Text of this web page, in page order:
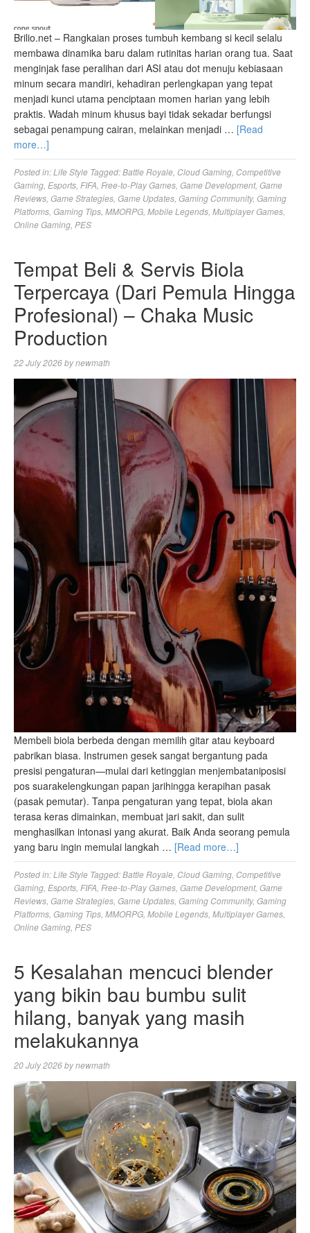
Brilio.net – Rangkaian proses tumbuh kembang si kecil selalu
membawa dinamika baru dalam rutinitas harian orang tua. Saat
menginjak fase peralihan dari ASI atau dot menuju kebiasaan
minum secara mandiri, kehadiran perlengkapan yang tepat
menjadi kunci utama penciptaan momen harian yang lebih
praktis. Wadah minum khusus bayi tidak sekadar berfungsi
sebagai penampung cairan, melainkan menjadi … [Read
more…]
Posted in:Life Style Tagged:Battle Royale, Cloud Gaming, Competitive
Gaming, Esports, FIFA, Free-to-Play Games, Game Development, Game
Reviews, Game Strategies, Game Updates, Gaming Community, Gaming
Platforms, Gaming Tips, MMORPG, Mobile Legends, Multiplayer Games,
Online Gaming, PES
Tempat Beli & Servis Biola
Terpercaya (Dari Pemula Hingga
Profesional) – Chaka Music
Production
22 July 2026bynewmath
Membeli biola berbeda dengan memilih gitar atau keyboard
pabrikan biasa. Instrumen gesek sangat bergantung pada
presisi pengaturan—mulai dari ketinggian menjembataniposisi
pos suarakelengkungan papan jarihingga kerapihan pasak
(pasak pemutar). Tanpa pengaturan yang tepat, biola akan
terasa keras dimainkan, membuat jari sakit, dan sulit
menghasilkan intonasi yang akurat. Baik Anda seorang pemula
yang baru ingin memulai langkah … [Read more…]
Posted in:Life Style Tagged:Battle Royale, Cloud Gaming, Competitive
Gaming, Esports, FIFA, Free-to-Play Games, Game Development, Game
Reviews, Game Strategies, Game Updates, Gaming Community, Gaming
Platforms, Gaming Tips, MMORPG, Mobile Legends, Multiplayer Games,
Online Gaming, PES
5 Kesalahan mencuci blender
yang bikin bau bumbu sulit
hilang, banyak yang masih
melakukannya
20 July 2026bynewmath